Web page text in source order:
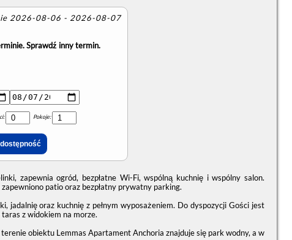
2026-08-06 - 2026-08-07
Sprawdź inny termin.
Pokoje:
zapewnia ogród, bezpłatne Wi-Fi, wspólną kuchnię i wspólny salon.
patio oraz bezpłatny prywatny parking.
jadalnię oraz kuchnię z pełnym wyposażeniem. Do dyspozycji Gości jest
z widokiem na morze.
obiektu Lemmas Apartament Anchoria znajduje się park wodny, a w